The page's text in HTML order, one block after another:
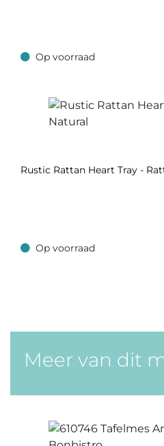
Op voorraad
Op voorraad
Rustic Rattan Heart Tray -
Op voorraad
Op voorraad
Meer van dit